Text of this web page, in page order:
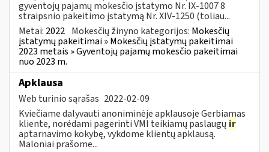
gyventojų pajamų mokesčio įstatymo Nr. IX-1007 8
straipsnio pakeitimo įstatymą Nr. XIV-1250 (toliau...
Metai: 2022 Mokesčių žinyno kategorijos: Mokesčių
įstatymų pakeitimai » Mokesčių įstatymų pakeitimai
2023 metais » Gyventojų pajamų mokesčio pakeitimai
nuo 2023 m.
Apklausa
Web turinio sąrašas 2022-02-09
Kviečiame dalyvauti anoniminėje apklausoje Gerbiamas
kliente, norėdami pagerinti VMI teikiamų paslaugų ir
aptarnavimo kokybę, vykdome klientų apklausą.
Maloniai prašome...